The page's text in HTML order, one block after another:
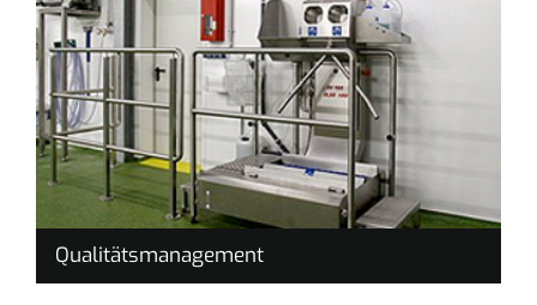
Qualitätsmanagement